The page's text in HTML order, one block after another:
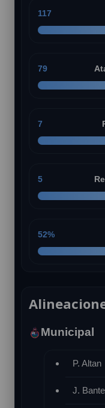
117
79
7
5
52%
Municipal
P. Altan
J.